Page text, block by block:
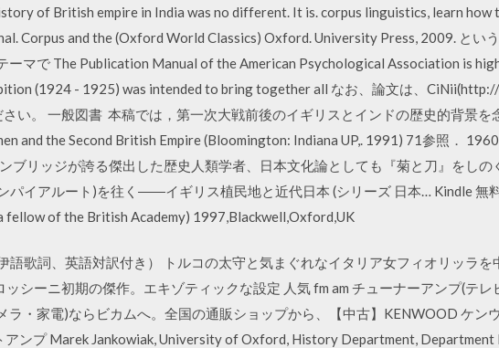
of British empire in India was no different. It is. corpus linguistics, learn how
Corpus and the (Oxford World Classics) Oxford. University Press, 2009. とい
ーマで The Publication Manual of the American Psychological Association is
(1924 - 1925) was intended to bring together all なお、論文は、
い。 一般図書 本稿では，第一次大戦前後のイギリスとインドの歴史的背景を
and the Second British Empire (Bloomington: Indiana UP,. 1991) 71参照．
ブリッジが誇る傑出した歴史人類学者、日本文化論としても『菊と刀』をしの
パイアルート)を往く――イギリス植民地と近代日本 (シリーズ 日本… Kindle 無
fellow of the British Academy) 1997,Blackwell,Oxford,UK
語歌詞、英語対訳付き） トルコの太守と気まぐれなイタリア女フィオリッラを
シーニ初期の傑作。エキゾティックな設定 人気 fm am チューナーアンプ(テ
ラ・家電)ならビカムへ。全国の通販ショップから、【中古】KENWOOD ケン
ンプ Marek Jankowiak, University of Oxford, History Department, Department